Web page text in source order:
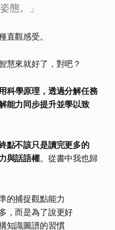
態。」
直觀感受。
慧來就好了，對吧？
科學原理，透過分解任務
能力同步提升並學以致
點不該只是讀完更多的
與話語權。從書中我也歸
的捕捉觀點能力
，而是為了說更好
知識圖譜的習慣